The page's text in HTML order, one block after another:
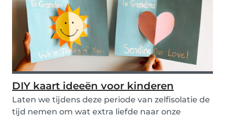
DIY kaart ideeën voor kinderen
Laten we tijdens deze periode van zelfisolatie de
tijd nemen om wat extra liefde naar onze